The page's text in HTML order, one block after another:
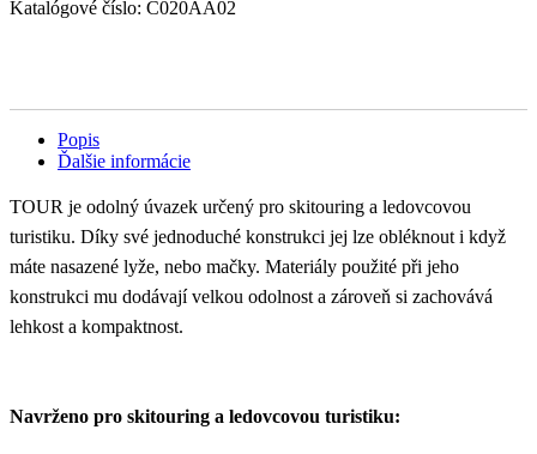
Katalógové číslo: C020AA02
Popis
Ďalšie informácie
TOUR je odolný úvazek určený pro skitouring a ledovcovou
turistiku. Díky své jednoduché konstrukci jej lze obléknout i když
máte nasazené lyže, nebo mačky. Materiály použité při jeho
konstrukci mu dodávají velkou odolnost a zároveň si zachovává
lehkost a kompaktnost.
Navrženo pro skitouring a ledovcovou turistiku: